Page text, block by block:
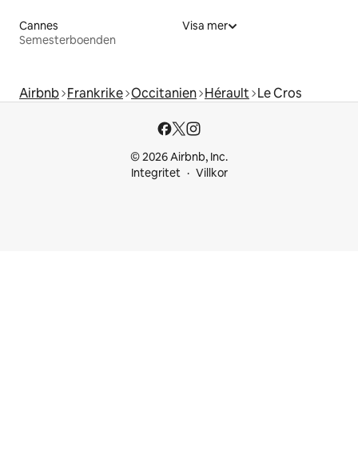
Cannes
Semesterboenden
Visa mer
Airbnb Frankrike Occitanien Hérault Le Cros
© 2026 Airbnb, Inc.
Integritet
Villkor